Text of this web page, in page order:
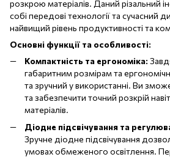
розкрою матеріалів. Даний різальний
собі передові технології та сучасний
найвищий рівень продуктивності та
Основні функції та особливості:
Компактність та ергономіка:
габаритним розмірам та
та зручний у використанні. Ви
та забезпечити точний розкрій
матеріалів.
Діодне підсвічування та
Зручне діодне підсвічування
умовах обмеженого освітлення.